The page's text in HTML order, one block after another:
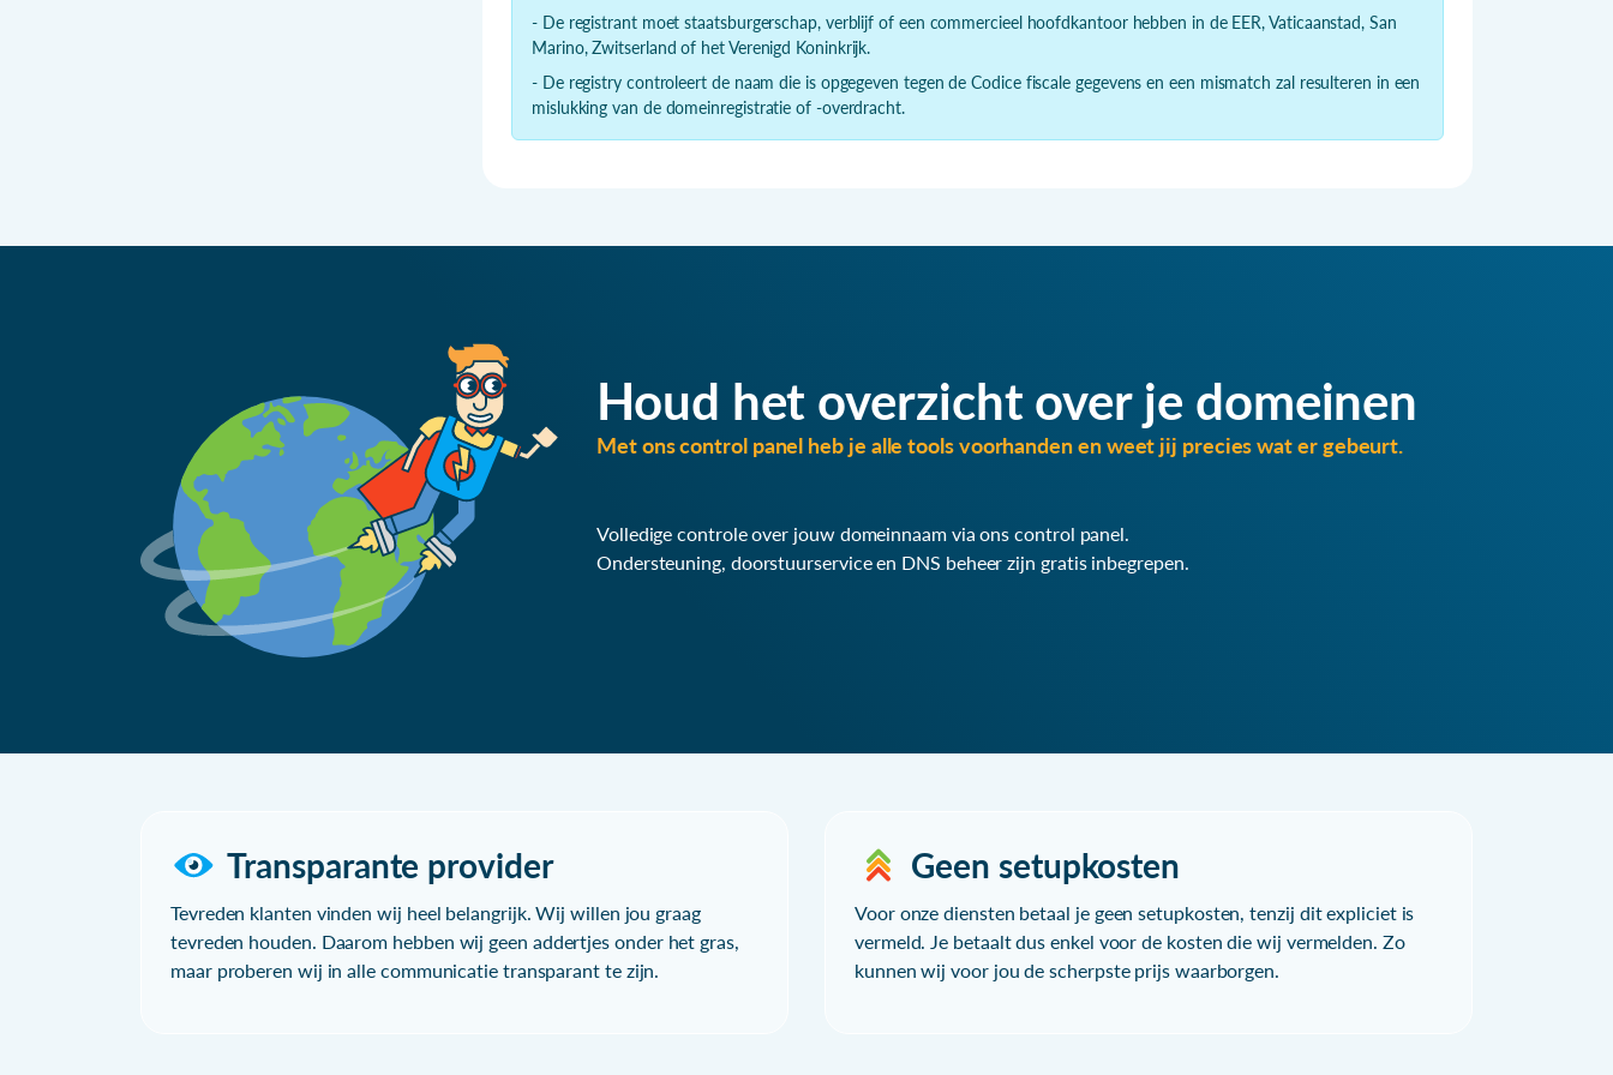
- De registrant moet staatsburgerschap, verblijf of een commercieel hoofdkantoor hebben in de EER, Vaticaanstad, San
Marino, Zwitserland of het Verenigd Koninkrijk.
- De registry controleert de naam die is opgegeven tegen de Codice fiscale gegevens en een mismatch zal resulteren in een
mislukking van de domeinregistratie of -overdracht.
Houd het overzicht over je domeinen
Met ons control panel heb je alle tools voorhanden en weet jij precies wat er gebeurt.
Volledige controle over jouw domeinnaam via ons control panel.
Ondersteuning, doorstuurservice en DNS beheer zijn gratis inbegrepen.
Transparante provider
Tevreden klanten vinden wij heel belangrijk. Wij willen jou graag
tevreden houden. Daarom hebben wij geen addertjes onder het gras,
maar proberen wij in alle communicatie transparant te zijn.
Geen setupkosten
Voor onze diensten betaal je geen setupkosten, tenzij dit expliciet is
vermeld. Je betaalt dus enkel voor de kosten die wij vermelden. Zo
kunnen wij voor jou de scherpste prijs waarborgen.